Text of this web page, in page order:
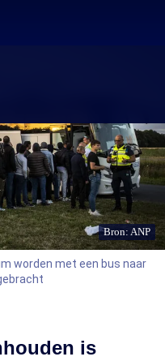
Bron: ANP
worden met een bus naar
is